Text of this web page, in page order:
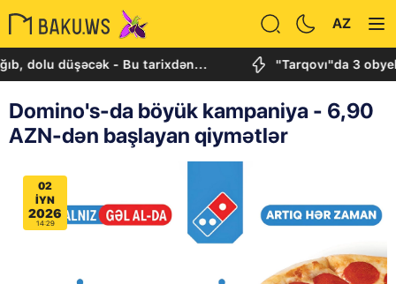
AZ
düşəcək - Bu tarixdən... "Tarqovı"da 3 obyektdə
Domino's-da böyük kampaniya - 6,90
AZN-dən başlayan qiymətlər
02
IYN
2026
14:29